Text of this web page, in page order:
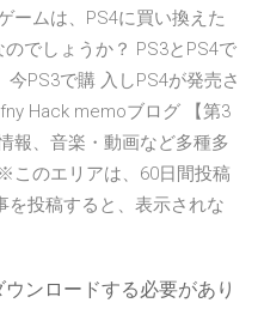
ームは、PS4に買い換えた
でしょうか？ PS3とPS4で
PS3で購 入しPS4が発売さ
Hack memoブログ 【第3
報、音楽・動画など多種多
このエリアは、60日間投稿
を投稿すると、表示されな
ンロードする必要があり